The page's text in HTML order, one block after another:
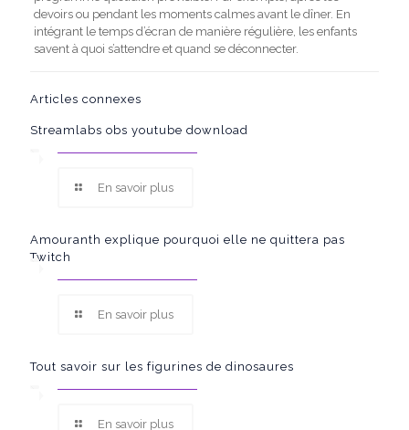
devoirs ou pendant les moments calmes avant le dîner. En
intégrant le temps d’écran de manière régulière, les enfants
savent à quoi s’attendre et quand se déconnecter.
Articles connexes
Streamlabs obs youtube download
En savoir plus
Amouranth explique pourquoi elle ne quittera pas
Twitch
En savoir plus
Tout savoir sur les figurines de dinosaures
En savoir plus